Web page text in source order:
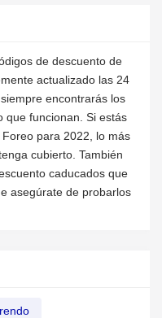
de descuento de
actualizado las 24
encontrarás los
que funcionan. Si estás
para 2022, lo más
cubierto. También
caducados que
asegúrate de probarlos